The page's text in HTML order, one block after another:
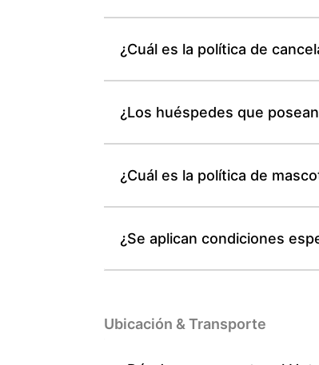
¿Cuál es la política de
¿Los huéspedes que
¿Cuál es la política de
¿Se aplican condiciones
Ubicación & Transporte